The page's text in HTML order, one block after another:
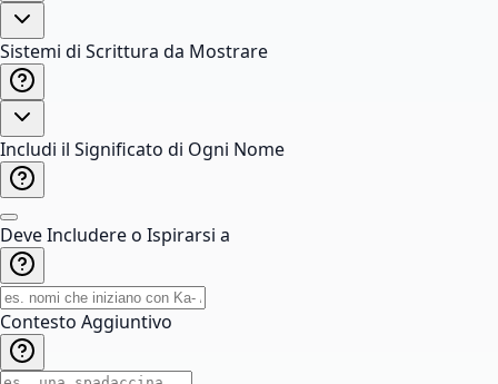
Sistemi di Scrittura da Mostrare
Includi il Significato di Ogni Nome
Deve Includere o Ispirarsi a
Contesto Aggiuntivo